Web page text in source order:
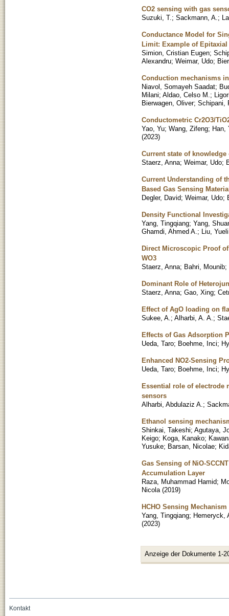
CO2 sensing with gas
Suzuki, T. ; Sackmann, A. ;
Conductance Model for
Limit: Example of Epitaxial
Simion, Cristian Eugen;
Alexandru; Weimar, Udo;
Conduction mechanisms
Niavol, Somayeh Saadat;
Milani; Aldao, Celso M. ;
Bierwagen, Oliver; Schipani,
Conductometric Cr2O3/
Yao, Yu; Wang, Zifeng; Han,
(2023)
Current state of
Staerz, Anna; Weimar, Udo;
Current Understanding of
Based Gas Sensing
Degler, David; Weimar, Udo;
Density Functional
Yang, Tingqiang; Yang,
Ghamdi, Ahmed A. ; Liu, Yueli
Direct Microscopic Proof
WO3
Staerz, Anna; Bahri, Mounib;
Dominant Role of
Staerz, Anna; Gao, Xing;
Effect of AgO loading on
Sukee, A. ; Alharbi, A. A. ;
Effects of Gas Adsorption
Ueda, Taro; Boehme, Inci;
Enhanced NO2-Sensing
Ueda, Taro; Boehme, Inci;
Essential role of electrode
sensors
Alharbi, Abdulaziz A. ;
Ethanol sensing
Shinkai, Takeshi; Agutaya,
Keigo; Koga, Kanako;
Yusuke; Barsan, Nicolae;
Gas Sensing of NiO-
Accumulation Layer
Raza, Muhammad Hamid;
Nicola (2019)
HCHO Sensing
Yang, Tingqiang; Hemeryck,
(2023)
Anzeige der Dokumente 1-
Kontakt